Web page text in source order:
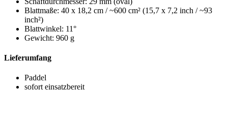
Blattmaße: 40 x 18,2 cm / ~600 cm² (15,7 x 7,2 inch / ~93
inch²)
Blattwinkel: 11°
Gewicht: 960 g
Lieferumfang
Paddel
sofort einsatzbereit